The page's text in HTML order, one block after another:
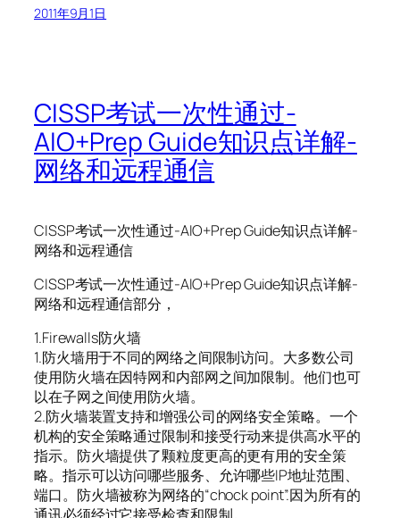
2011年9月1日
CISSP考试一次性通过-
AIO+Prep Guide知识点详解-
网络和远程通信
CISSP考试一次性通过-AIO+Prep Guide知识点详解-
网络和远程通信
CISSP考试一次性通过-AIO+Prep Guide知识点详解-
网络和远程通信部分，
1.Firewalls防火墙
1.防火墙用于不同的网络之间限制访问。大多数公司
使用防火墙在因特网和内部网之间加限制。他们也可
以在子网之间使用防火墙。
2.防火墙装置支持和增强公司的网络安全策略。一个
机构的安全策略通过限制和接受行动来提供高水平的
指示。防火墙提供了颗粒度更高的更有用的安全策
略。指示可以访问哪些服务、允许哪些IP地址范围、
端口。防火墙被称为网络的“chock point”.因为所有的